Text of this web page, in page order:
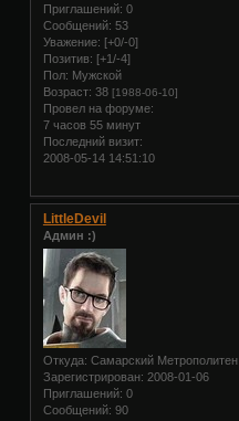
Приглашений: 0
Сообщений: 53
Уважение: [+0/-0]
Позитив: [+1/-4]
Пол: Мужской
Возраст: 38 [1988-06-10]
Провел на форуме:
7 часов 55 минут
Последний визит:
2008-05-14 14:51:10
LittleDevil
Админ :)
Откуда: Самарский Метрополитен
Зарегистрирован: 2008-01-06
Приглашений: 0
Сообщений: 90